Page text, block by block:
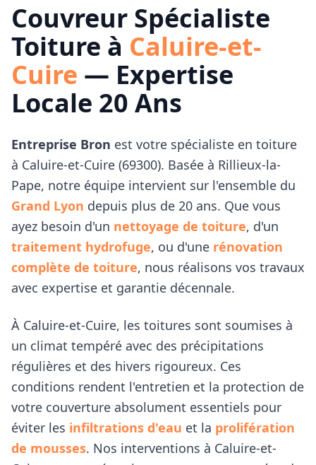
Couvreur Spécialiste
Toiture à Caluire-et-
Cuire — Expertise
Locale 20 Ans
Entreprise Bron est votre spécialiste en toiture
à Caluire-et-Cuire (69300). Basée à Rillieux-la-
Pape, notre équipe intervient sur l'ensemble du
Grand Lyon depuis plus de 20 ans. Que vous
ayez besoin d'un nettoyage de toiture, d'un
traitement hydrofuge, ou d'une rénovation
complète de toiture, nous réalisons vos travaux
avec expertise et garantie décennale.
À Caluire-et-Cuire, les toitures sont soumises à
un climat tempéré avec des précipitations
régulières et des hivers rigoureux. Ces
conditions rendent l'entretien et la protection de
votre couverture absolument essentiels pour
éviter les infiltrations d'eau et la prolifération
de mousses. Nos interventions à Caluire-et-